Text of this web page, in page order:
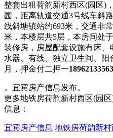
整套出租荷韵新村西区(园区)
园，距离轨道交通3号线车斜
线斜塘镇站约693米，交通非
米，本楼层共5层，本房间处
装修房，房屋配套设施有床
水器、有线、独立卫生间、阳
月，押金付二押一18962133563
。宜宾房产信息发布。
更多地铁房荷韵新村西区(园
信息：
宜宾房产信息 地铁房荷韵新